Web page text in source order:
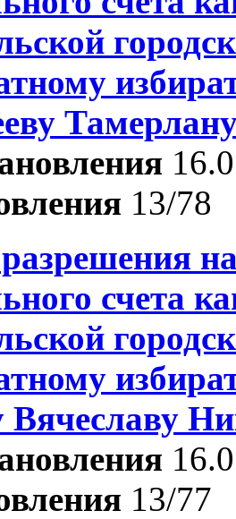
13/78
счета
Вячеславу
13/77